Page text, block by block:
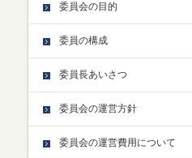
委員会の目的
委員の構成
委員長あいさつ
委員会の運営方針
委員会の運営費用について